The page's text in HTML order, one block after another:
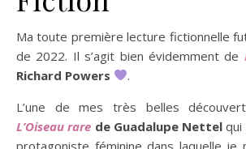
Ma toute première lecture fictionnelle
de 2022. Il s’agit bien évidemment de
Richard Powers
.
L’une de mes très belles
L’Oiseau rare de Guadalupe Nettel qui
protagoniste féminine dans laquelle je